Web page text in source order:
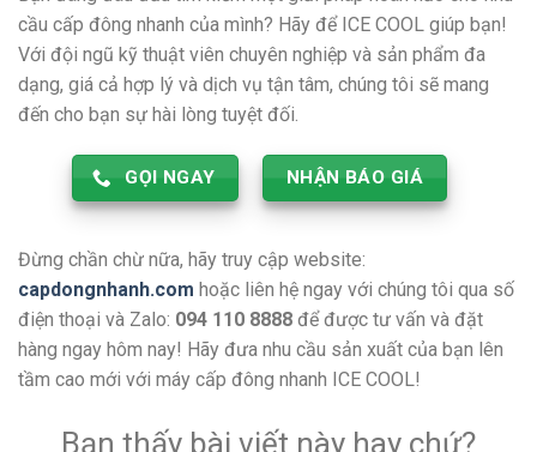
cầu cấp đông nhanh của mình? Hãy để ICE COOL giúp bạn!
Với đội ngũ kỹ thuật viên chuyên nghiệp và sản phẩm đa
dạng, giá cả hợp lý và dịch vụ tận tâm, chúng tôi sẽ mang
đến cho bạn sự hài lòng tuyệt đối.
GỌI NGAY NHẬN BÁO GIÁ
Đừng chần chừ nữa, hãy truy cập website:
capdongnhanh.com hoặc liên hệ ngay với chúng tôi qua số
điện thoại và Zalo: 094 110 8888 để được tư vấn và đặt
hàng ngay hôm nay! Hãy đưa nhu cầu sản xuất của bạn lên
tầm cao mới với máy cấp đông nhanh ICE COOL!
Bạn thấy bài viết này hay chứ?